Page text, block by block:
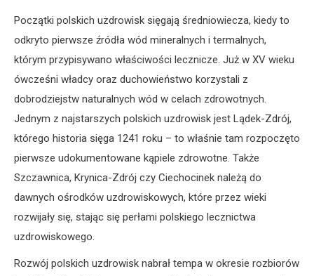
Początki polskich uzdrowisk sięgają średniowiecza, kiedy to
odkryto pierwsze źródła wód mineralnych i termalnych,
którym przypisywano właściwości lecznicze. Już w XV wieku
ówcześni władcy oraz duchowieństwo korzystali z
dobrodziejstw naturalnych wód w celach zdrowotnych.
Jednym z najstarszych polskich uzdrowisk jest Lądek-Zdrój,
którego historia sięga 1241 roku – to właśnie tam rozpoczęto
pierwsze udokumentowane kąpiele zdrowotne. Także
Szczawnica, Krynica-Zdrój czy Ciechocinek należą do
dawnych ośrodków uzdrowiskowych, które przez wieki
rozwijały się, stając się perłami polskiego lecznictwa
uzdrowiskowego.
Rozwój polskich uzdrowisk nabrał tempa w okresie rozbiorów